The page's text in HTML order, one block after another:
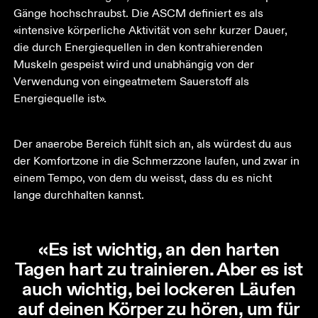
Gänge hochschraubst. Die ASCM definiert es als
«intensive körperliche Aktivität von sehr kurzer Dauer,
die durch Energiequellen in den kontrahierenden
Muskeln gespeist wird und unabhängig von der
Verwendung von eingeatmetem Sauerstoff als
Energiequelle ist».
Der anaerobe Bereich fühlt sich an, als würdest du aus
der Komfortzone in die Schmerzzone laufen, und zwar in
einem Tempo, von dem du weisst, dass du es nicht
lange durchhalten kannst.
«Es ist wichtig, an den harten
Tagen hart zu trainieren. Aber es ist
auch wichtig, bei lockeren Läufen
auf deinen Körper zu hören, um für